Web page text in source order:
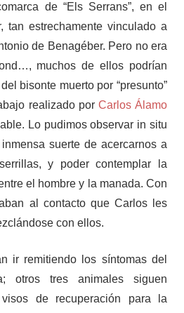
de “Els Serrans”, en el
tan estrechamente vinculado a
de Benagéber. Pero no era
muchos de ellos podrían
bisonte muerto por “presunto”
realizado por Carlos Álamo
Lo pudimos observar in situ
suerte de acercarnos a
y poder contemplar la
el hombre y la manada. Con
al contacto que Carlos les
con ellos.
ir remitiendo los síntomas del
otros tres animales siguen
de recuperación para la